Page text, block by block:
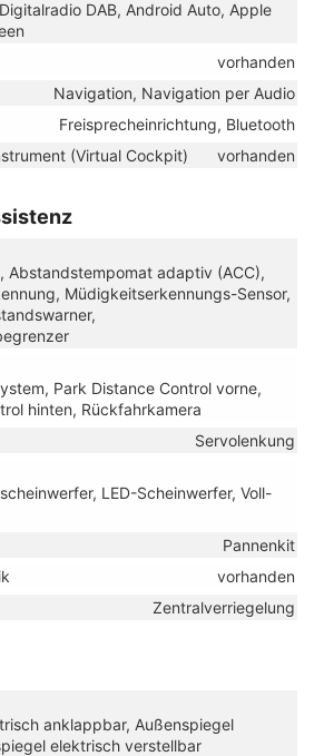
DAB, Android Auto, Apple
vorhanden
Navigation, Navigation per Audio
Freisprecheinrichtung, Bluetooth
(Virtual Cockpit)
vorhanden
Abstandstempomat adaptiv (ACC),
Müdigkeitserkennungs-Sensor,
Park Distance Control vorne,
hinten, Rückfahrkamera
Servolenkung
LED-Scheinwerfer, Voll-
Pannenkit
vorhanden
Zentralverriegelung
anklappbar, Außenspiegel
elektrisch verstellbar